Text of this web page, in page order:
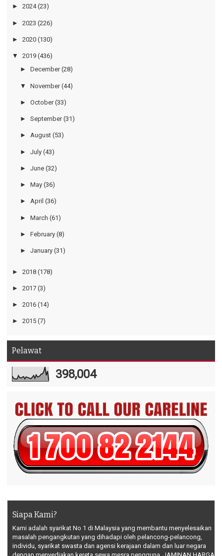
► 2024 (23)
► 2023 (226)
► 2020 (130)
▼ 2019 (436)
► December (28)
▼ November (44)
► October (33)
► September (31)
► August (53)
► July (43)
► June (32)
► May (36)
► April (36)
► March (61)
► February (8)
► January (31)
► 2018 (178)
► 2017 (3)
► 2016 (14)
► 2015 (7)
Pelawat
398,004
Siapa Kami?
Kami adalah syarikat No 1 di Malaysia yang membantu menyelesaikan
masalah pengangkutan yang dihadapi oleh pelancong-pelancong,
individu, syarikat swasta dan agensi kerajaan dalam dan luar negara